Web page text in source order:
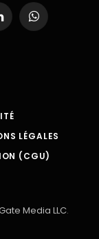
WhatsApp
LÉGALES
(CGU)
Media LLC.